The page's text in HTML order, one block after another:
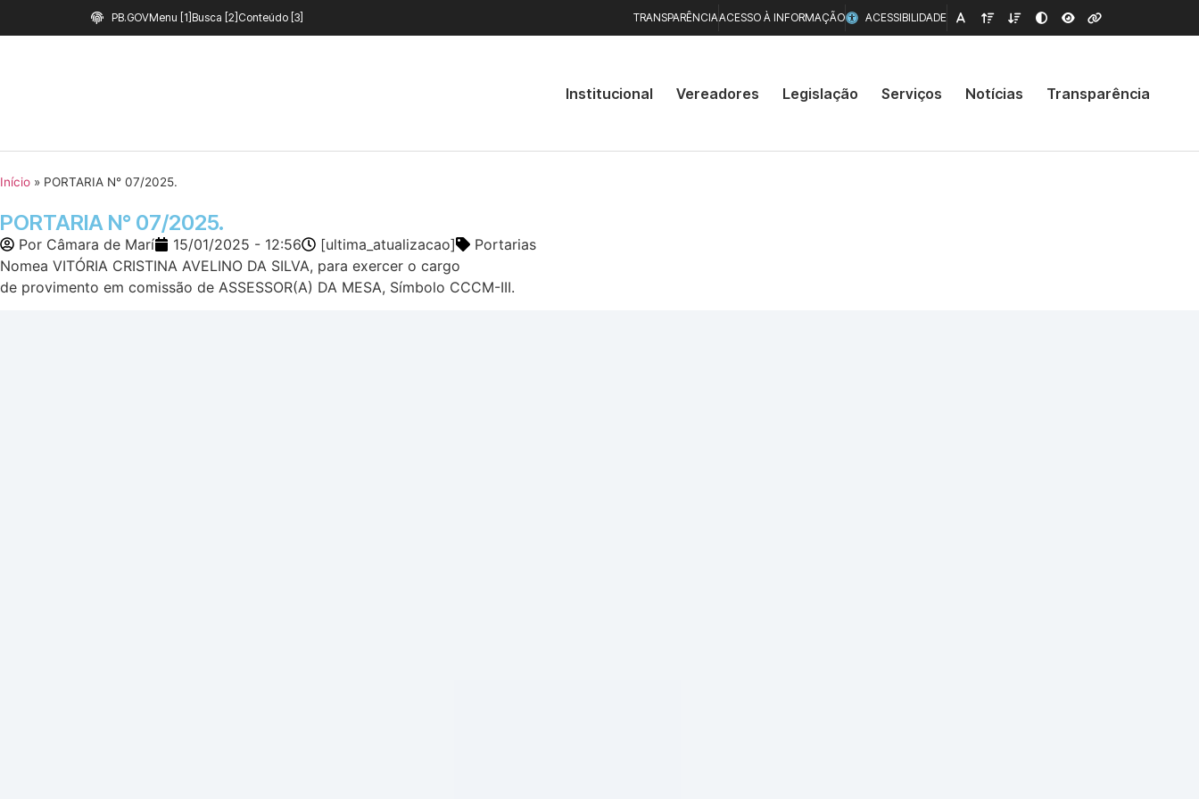
PB.GOVMenu [1] Busca [2] Conteúdo [3] TRANSPARÊNCIAACESSO À INFORMAÇÃO ACESSIBILIDADE
Institucional Vereadores Legislação Serviços Notícias Transparência
Início » PORTARIA N° 07/2025.
PORTARIA N° 07/2025.
Por Câmara de Marí 15/01/2025 - 12:56 [ultima_atualizacao]
Portarias
Nomea VITÓRIA CRISTINA AVELINO DA SILVA, para exercer o cargo
de provimento em comissão de ASSESSOR(A) DA MESA, Símbolo CCCM-III.